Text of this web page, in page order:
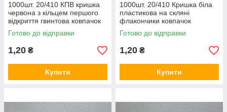
1000шт. 20/410 КПВ кришка
червона з кільцем першого
відкриття гвинтова ковпачок
закрутка на флакони від 50
до 150 мл
Готово до відправки
1,20 ₴
Купити
1000шт. 20/410 Кришка біла
пластикова на скляні
флакончики ковпачок
закрутка на флакони від 50
до 100 мл
Готово до відправки
1,20 ₴
Купити